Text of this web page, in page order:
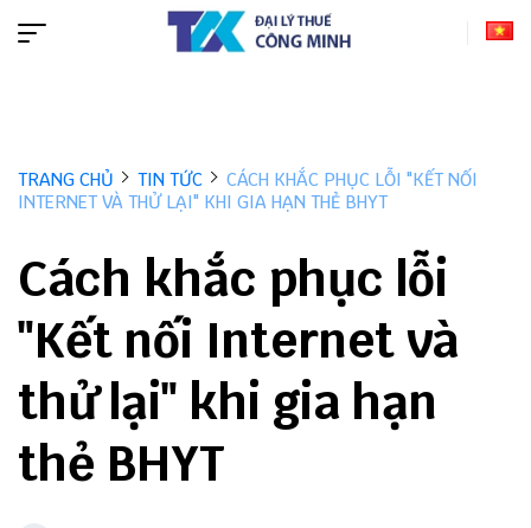
TRANG CHỦ TIN TỨC
CÁCH KHẮC PHỤC LỖI "KẾT NỐI
INTERNET VÀ THỬ LẠI" KHI GIA HẠN THẺ BHYT
Cách khắc phục lỗi
"Kết nối Internet và
thử lại" khi gia hạn
thẻ BHYT